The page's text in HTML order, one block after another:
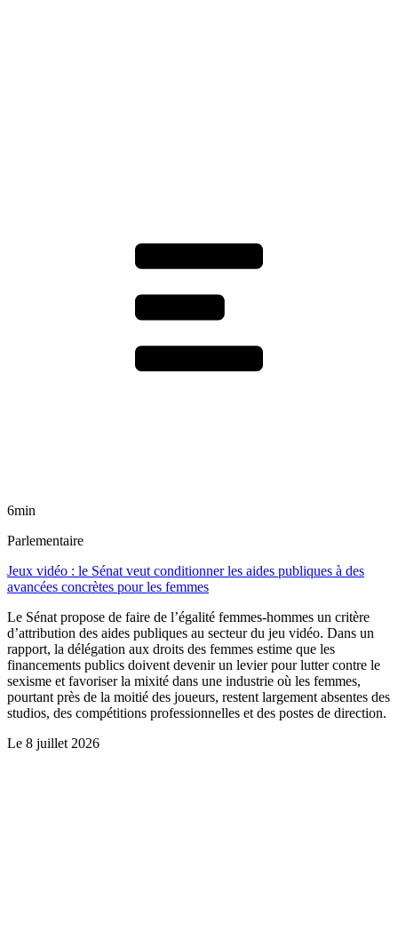
6min
Parlementaire
Jeux vidéo : le Sénat veut conditionner les aides publiques à des
avancées concrètes pour les femmes
Le Sénat propose de faire de l’égalité femmes-hommes un critère
d’attribution des aides publiques au secteur du jeu vidéo. Dans un
rapport, la délégation aux droits des femmes estime que les
financements publics doivent devenir un levier pour lutter contre le
sexisme et favoriser la mixité dans une industrie où les femmes,
pourtant près de la moitié des joueurs, restent largement absentes des
studios, des compétitions professionnelles et des postes de direction.
Le 8 juillet 2026